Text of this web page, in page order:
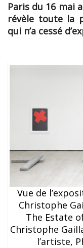
Paris du 16 mai
révèle toute la
qui n’a cessé
Vue de
Christophe
The Estate
Christophe
l’artiste,